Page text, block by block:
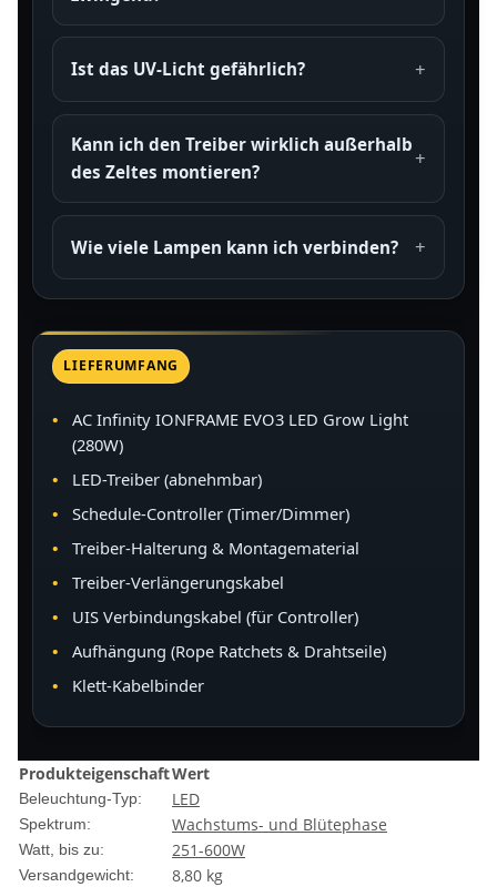
Ist das UV-Licht gefährlich?
Kann ich den Treiber wirklich außerhalb
des Zeltes montieren?
Wie viele Lampen kann ich verbinden?
LIEFERUMFANG
AC Infinity IONFRAME EVO3 LED Grow Light
(280W)
LED-Treiber (abnehmbar)
Schedule-Controller (Timer/Dimmer)
Treiber-Halterung & Montagematerial
Treiber-Verlängerungskabel
UIS Verbindungskabel (für Controller)
Aufhängung (Rope Ratchets & Drahtseile)
Klett-Kabelbinder
ProdukteigenschaftWert
Beleuchtung-Typ: LED
Spektrum: Wachstums- und Blütephase
Watt, bis zu: 251-600W
Versandgewicht: 8,80 kg